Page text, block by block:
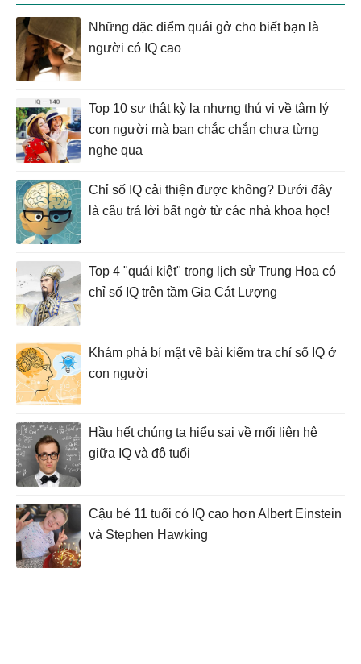
Những đặc điểm quái gở cho biết bạn là
người có IQ cao
Top 10 sự thật kỳ lạ nhưng thú vị về tâm lý
con người mà bạn chắc chắn chưa từng
nghe qua
Chỉ số IQ cải thiện được không? Dưới đây
là câu trả lời bất ngờ từ các nhà khoa học!
Top 4 "quái kiệt" trong lịch sử Trung Hoa có
chỉ số IQ trên tầm Gia Cát Lượng
Khám phá bí mật về bài kiểm tra chỉ số IQ ở
con người
Hầu hết chúng ta hiểu sai về mối liên hệ
giữa IQ và độ tuổi
Cậu bé 11 tuổi có IQ cao hơn Albert Einstein
và Stephen Hawking